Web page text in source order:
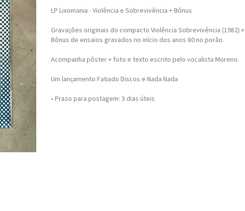
LP Lixomania - Violência e Sobrevivência + Bônus
Gravações originais do compacto Violência Sobrevivência (1982) +
Bônus de ensaios gravados no início dos anos 80 no porão.
Acompanha pôster + foto e texto escrito pelo vocalista Moreno.
Um lançamento Fatiado Discos e Nada Nada
• Prazo para postagem: 3 dias úteis